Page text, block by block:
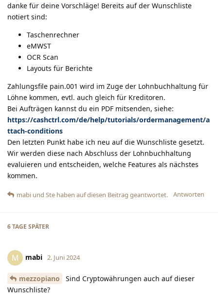
danke für deine Vorschläge! Bereits auf der Wunschliste
notiert sind:
Taschenrechner
eMWST
OCR Scan
Layouts für Berichte
Zahlungsfile pain.001 wird im Zuge der Lohnbuchhaltung für
Löhne kommen, evtl. auch gleich für Kreditoren.
Bei Aufträgen kannst du ein PDF mitsenden, siehe:
https://cashctrl.com/de/help/tutorials/ordermanagement/a
ttach-conditions
Den letzten Punkt habe ich neu auf die Wunschliste gesetzt.
Wir werden diese nach Abschluss der Lohnbuchhaltung
evaluieren und entscheiden, welche Features als nächstes
kommen.
Antworten
mabi und Ste haben auf diesen Beitrag geantwortet.
6 TAGE SPÄTER
M mabi 2. Juni 2024
mezzopiano
Sind Cryptowährungen auch auf dieser
Wunschliste?